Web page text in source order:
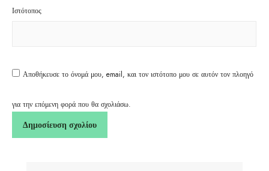
Ιστότοπος
Αποθήκευσε το όνομά μου, email, και τον ιστότοπο μου σε αυτόν τον πλοηγό
για την επόμενη φορά που θα σχολιάσω.